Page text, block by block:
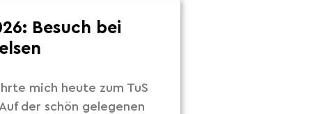
Besuch bei
mich heute zum TuS
der schön gelegenen